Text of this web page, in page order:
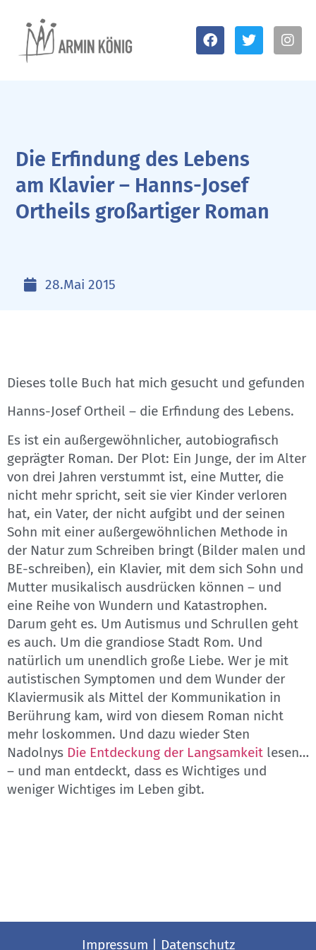
Die Erfindung des Lebens
am Klavier – Hanns-Josef
Ortheils großartiger Roman
28.Mai 2015
Dieses tolle Buch hat mich gesucht und gefunden
Hanns-Josef Ortheil – die Erfindung des Lebens.
Es ist ein außergewöhnlicher, autobiografisch
geprägter Roman. Der Plot: Ein Junge, der im Alter
von drei Jahren verstummt ist, eine Mutter, die
nicht mehr spricht, seit sie vier Kinder verloren
hat, ein Vater, der nicht aufgibt und der seinen
Sohn mit einer außergewöhnlichen Methode in
der Natur zum Schreiben bringt (Bilder malen und
BE-schreiben), ein Klavier, mit dem sich Sohn und
Mutter musikalisch ausdrücken können – und
eine Reihe von Wundern und Katastrophen.
Darum geht es. Um Autismus und Schrullen geht
es auch. Um die grandiose Stadt Rom. Und
natürlich um unendlich große Liebe. Wer je mit
autistischen Symptomen und dem Wunder der
Klaviermusik als Mittel der Kommunikation in
Berührung kam, wird von diesem Roman nicht
mehr loskommen. Und dazu wieder Sten
Nadolnys Die Entdeckung der Langsamkeit lesen…
– und man entdeckt, dass es Wichtiges und
weniger Wichtiges im Leben gibt.
Impressum Datenschutz